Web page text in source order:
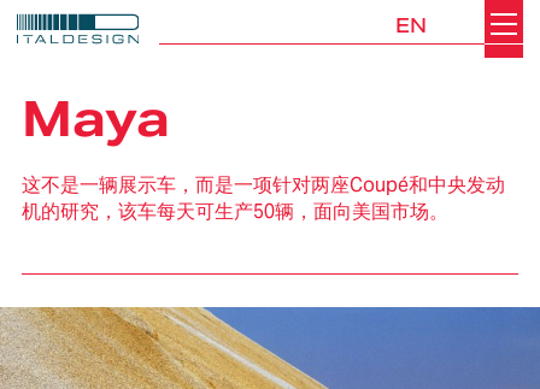
EN Search
Maya
这不是一辆展示车，而是一项针对两座Coupé和中央发动
机的研究，该车每天可生产50辆，面向美国市场。